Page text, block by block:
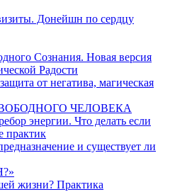
Донейшн по сердцу
Сознания. Новая версия
Радости
от негатива, магическая
ЧЕЛОВЕКА
энергии. Что делать если
практик
и существует ли
жизни? Практика